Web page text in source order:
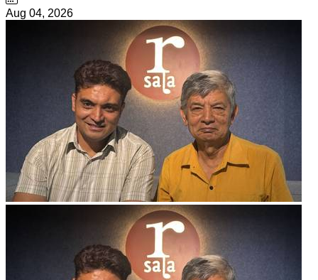
Aug 04, 2026